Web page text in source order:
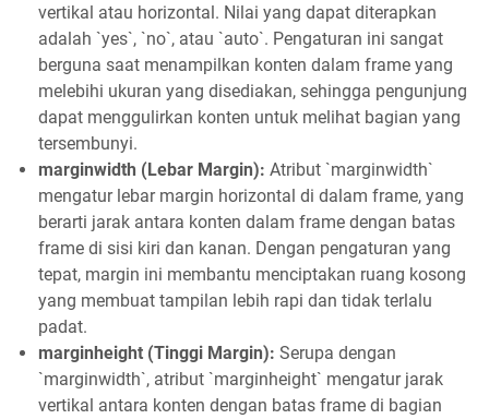
vertikal atau horizontal. Nilai yang dapat diterapkan
adalah `yes`, `no`, atau `auto`. Pengaturan ini sangat
berguna saat menampilkan konten dalam frame yang
melebihi ukuran yang disediakan, sehingga pengunjung
dapat menggulirkan konten untuk melihat bagian yang
tersembunyi.
marginwidth (Lebar Margin): Atribut `marginwidth`
mengatur lebar margin horizontal di dalam frame, yang
berarti jarak antara konten dalam frame dengan batas
frame di sisi kiri dan kanan. Dengan pengaturan yang
tepat, margin ini membantu menciptakan ruang kosong
yang membuat tampilan lebih rapi dan tidak terlalu
padat.
marginheight (Tinggi Margin): Serupa dengan
`marginwidth`, atribut `marginheight` mengatur jarak
vertikal antara konten dengan batas frame di bagian